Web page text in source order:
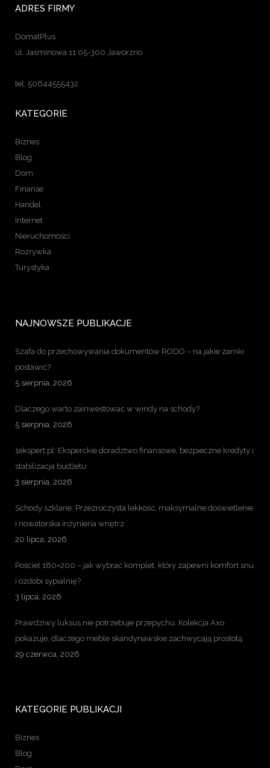
ADRES FIRMY
DomatPlus
ul. Jaśminowa 11 05-300 Jaworzno
tel: 50644555432
KATEGORIE
Biznes
Blog
Dom
Finanse
Handel
Internet
Nieruchomości
Rozrywka
Turystyka
NAJNOWSZE PUBLIKACJE
Szafa do przechowywania dokumentów RODO – na jakie zamki
postawić?
5 sierpnia, 2026
Dlaczego warto zainwestować w windy na schody?
5 sierpnia, 2026
1ekspert.pl: Eksperckie doradztwo finansowe, bezpieczne kredyty i
stabilizacja budżetu
3 sierpnia, 2026
Schody szklane: Przezroczysta lekkość, maksymalne doświetlenie
i nowatorska inżynieria wnętrz
20 lipca, 2026
Pościel 160×200 – jak wybrać komplet, który zapewni komfort snu
i ozdobi sypialnię?
3 lipca, 2026
Prawdziwy luksus nie potrzebuje przepychu. Kolekcja Axo
pokazuje, dlaczego meble skandynawskie zachwycają prostotą
29 czerwca, 2026
KATEGORIE PUBLIKACJI
Biznes
Blog